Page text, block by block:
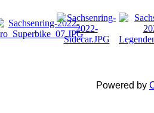
Powered by